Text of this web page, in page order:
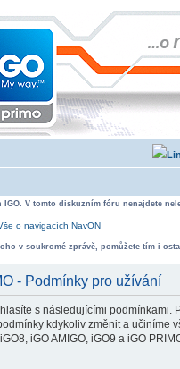
V tomto diskuzním fóru nenajdete
o navigacích NavON
v soukromé zprávě, pomůžete tím i
- Podmínky pro užívání
s následujícími
kdykoliv změnit a
iGO AMIGO, iGO9 a iGO